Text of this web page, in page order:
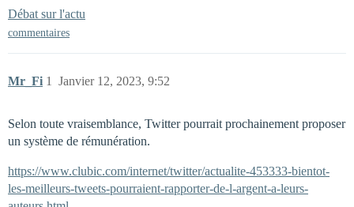
Débat sur l'actu
commentaires
Mr_Fi Janvier 12, 2023, 9:52
1
Selon toute vraisemblance, Twitter pourrait prochainement proposer
un système de rémunération.
https://www.clubic.com/internet/twitter/actualite-453333-bientot-
les-meilleurs-tweets-pourraient-rapporter-de-l-argent-a-leurs-